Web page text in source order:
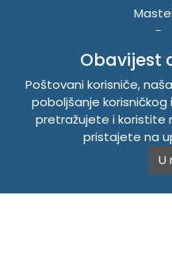
Politika
Uslovi
Politika
Obavijest
Poštovani korisniče,
poboljšanje
pretražujete i koristite
pristajete na
U